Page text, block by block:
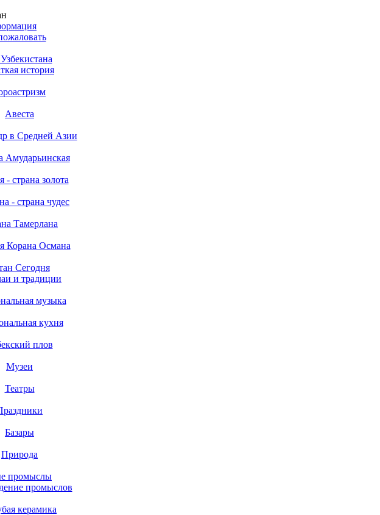
история
Авеста
в Средней Азии
Амударьинская
- страна золота
- страна чудес
Тамерлана
Корана Османа
Cегодня
и традиции
музыка
кухня
плов
Музеи
Театры
Базары
Природа
промыслы
промыслов
керамика